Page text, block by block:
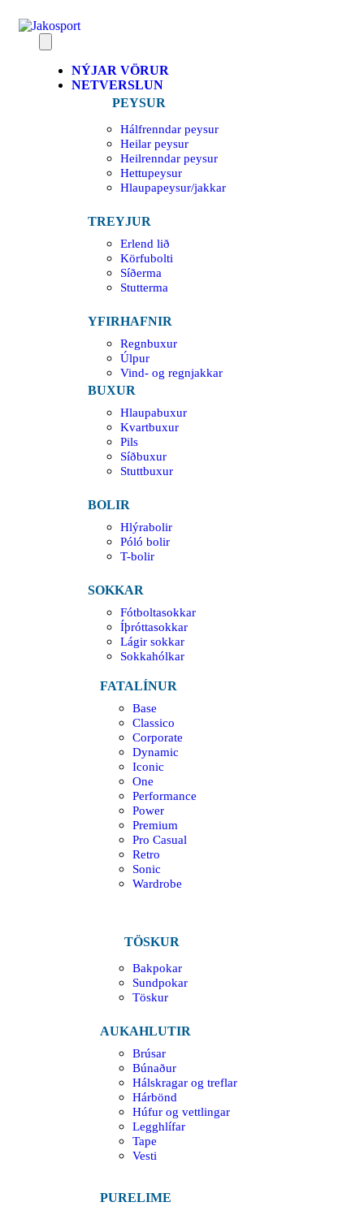
NÝJAR VÖRUR
NETVERSLUN
PEYSUR
Hálfrenndar peysur
Heilar peysur
Heilrenndar peysur
Hettupeysur
Hlaupapeysur/jakkar
TREYJUR
Erlend lið
Körfubolti
Síðerma
Stutterma
YFIRHAFNIR
Regnbuxur
Úlpur
Vind- og regnjakkar
BUXUR
Hlaupabuxur
Kvartbuxur
Pils
Síðbuxur
Stuttbuxur
BOLIR
Hlýrabolir
Póló bolir
T-bolir
SOKKAR
Fótboltasokkar
Íþróttasokkar
Lágir sokkar
Sokkahólkar
FATALÍNUR
Base
Classico
Corporate
Dynamic
Iconic
One
Performance
Power
Premium
Pro Casual
Retro
Sonic
Wardrobe
TÖSKUR
Bakpokar
Sundpokar
Töskur
AUKAHLUTIR
Brúsar
Búnaður
Hálskragar og treflar
Hárbönd
Húfur og vettlingar
Legghlífar
Tape
Vesti
PURELIME